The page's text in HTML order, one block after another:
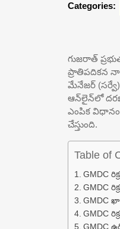
Categories:
గుజరాత్
ప్రాతిపదికన
మేనేజర్
ఆన్‌లైన్‌లో
ఎంపిక
చేస్తుంది.
Table of
GMDC
GMDC
GMDC
GMDC
GMDC